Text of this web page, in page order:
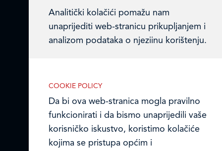
Ledo u inozemstvu
Online formular
© LEDO plus d.o.o. 2026.
COOKIE POLICY
Da bi ova web-stranica mogla pravilno
funkcionirati i da bismo unaprijedili vaše
korisničko iskustvo, koristimo kolačiće
kojima se pristupa općim i
Analitički kolačići pomažu nam
unaprijediti web-stranicu prikupljanjem i
analizom podataka o njeziinu korištenju.
Marketinški kolačići
Marketinške kolačiće koristimo radi
povećanja relevantnosti oglasa koje
primate.